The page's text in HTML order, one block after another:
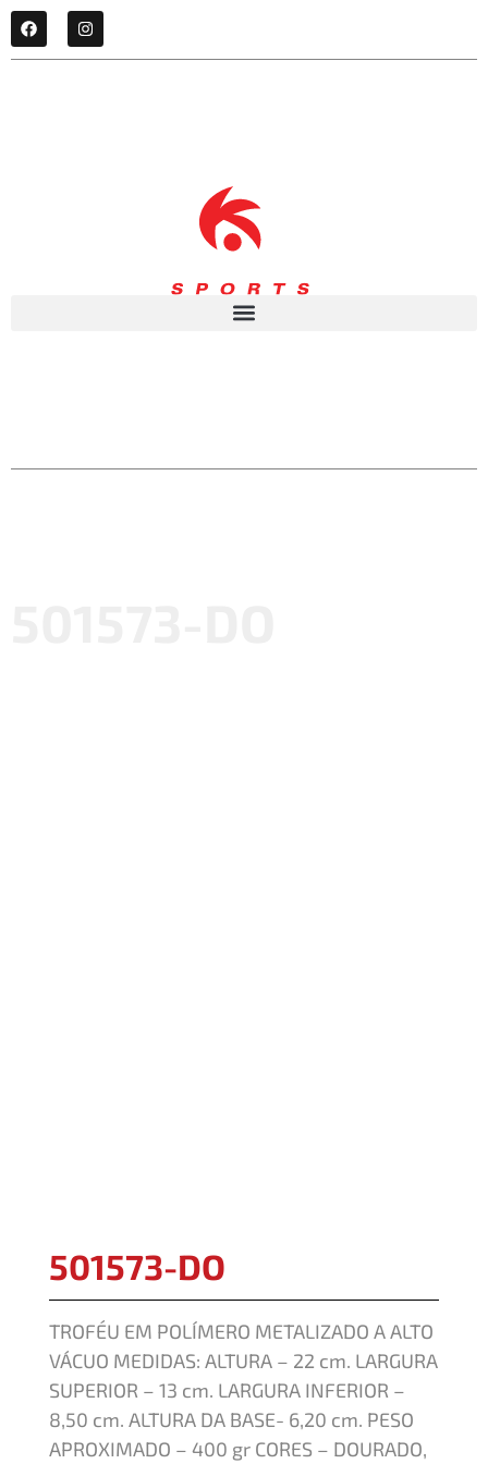
501573-DO
TROFÉU EM POLÍMERO METALIZADO A ALTO
VÁCUO MEDIDAS: ALTURA – 22 cm. LARGURA
SUPERIOR – 13 cm. LARGURA INFERIOR –
8,50 cm. ALTURA DA BASE- 6,20 cm. PESO
APROXIMADO – 400 gr CORES – DOURADO,